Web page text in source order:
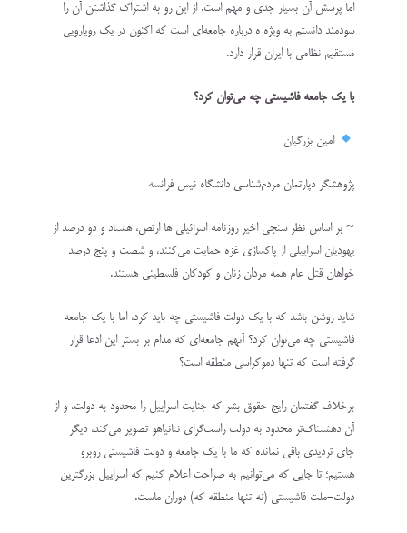
اما پرسش آن بسیار جدی و مهم است. از این رو به اشتراک گذاشتن آن را
سودمند دانستم به ویژه ه درباره جامعه‌ای است که اکنون در یک رویارویی
مستقیم نظامی با ایران قرار دارد.
با یک جامعه فاشیستی چه می‌توان کرد؟
امین بزرگیان
پژوهشگر دپارتمان مردم‌شناسی دانشگاه نیس فرانسه
~ بر اساس نظر سنجی اخیر روزنامه اسرائیلی ها ارتص، هشتاد و دو درصد از
یهودیان اسراییلی از پاکسازی غزه حمایت می‌کنند، و شصت و پنج درصد
خواهان قتل عام همه مردان زنان و کودکان فلسطینی هستند.
شاید روشن باشد که با یک دولت فاشیستی چه باید کرد، اما با یک جامعه
فاشیستی چه می‌توان کرد؟ آنهم جامعه‌ای که مدام بر بستر این ادعا قرار
گرفته است که تنها دموکراسی منطقه است؟
برخلاف گفتمان رایج حقوق بشر که جنایت اسراییل را محدود به دولت، و از
آن دهشتناک‌تر محدود به دولت راست‌گرای نتانیاهو تصویر می‌کند، دیگر
جای تردیدی باقی نمانده که ما با یک جامعه و دولت فاشیستی روبرو
هستیم؛ تا جایی که می‌توانیم به صراحت اعلام کنیم که اسراییل بزرگترین
دولت-ملت فاشیستی (نه تنها منطقه که) دوران ماست.